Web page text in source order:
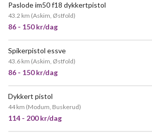
Paslode im50 f18 dykkertpistol
43.2 km (Askim, Østfold)
86 - 150 kr/dag
Spikerpistol essve
43.6 km (Askim, Østfold)
86 - 150 kr/dag
Dykkert pistol
44 km (Modum, Buskerud)
114 - 200 kr/dag